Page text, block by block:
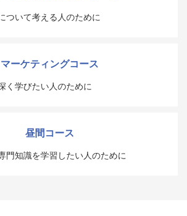
ついて考える人のために
マーケティングコース
く学びたい人のために
昼間コース
門知識を学習したい人のために